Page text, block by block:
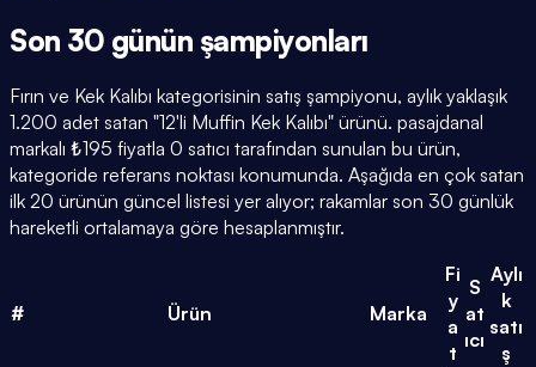
Son 30 günün şampiyonları
Fırın ve Kek Kalıbı kategorisinin satış şampiyonu, aylık yaklaşık
1.200 adet satan "12'li Muffin Kek Kalıbı" ürünü. pasajdanal
markalı ₺195 fiyatla 0 satıcı tarafından sunulan bu ürün,
kategoride referans noktası konumunda. Aşağıda en çok satan
ilk 20 ürünün güncel listesi yer alıyor; rakamlar son 30 günlük
hareketli ortalamaya göre hesaplanmıştır.
# Ürün Marka
Fi
y
a
t
S
at
ıcı
Aylı
k
satı
ş